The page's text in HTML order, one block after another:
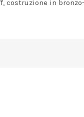
costruzione in